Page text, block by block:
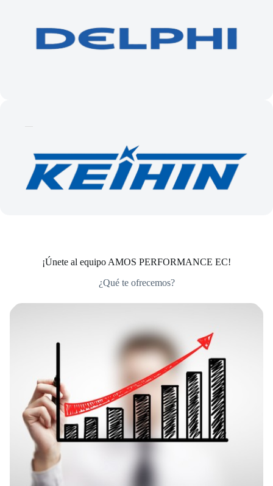
¡Únete al equipo AMOS PERFORMANCE EC!
¿Qué te ofrecemos?